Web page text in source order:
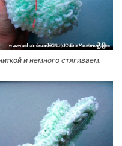
и немного стягиваем.